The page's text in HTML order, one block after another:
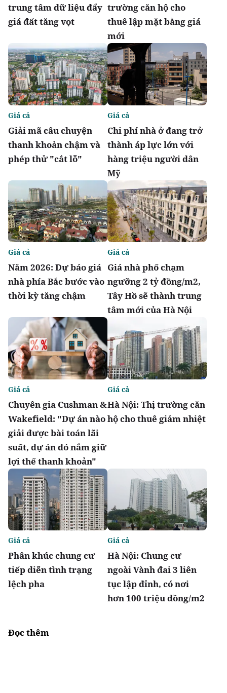
trung tâm dữ liệu đẩy
giá đất tăng vọt
trường căn hộ cho
thuê lập mặt bằng giá
mới
Giải mã câu chuyện
thanh khoản chậm và
phép thử "cắt lỗ"
Giá cả
Chi phí nhà ở đang trở
thành áp lực lớn với
hàng triệu người dân
Mỹ
Giá cả
Năm 2026: Dự báo giá
nhà phía Bắc bước vào
thời kỳ tăng chậm
Giá cả
Giá nhà phố chạm
ngưỡng 2 tỷ đồng/m2,
Tây Hồ sẽ thành trung
tâm mới của Hà Nội
Giá cả
Chuyên gia Cushman &
Wakefield: "Dự án nào
giải được bài toán lãi
suất, dự án đó nắm giữ
lợi thế thanh khoản"
Giá cả
Hà Nội: Thị trường căn
hộ cho thuê giảm nhiệt
Giá cả
Phân khúc chung cư
tiếp diễn tình trạng
lệch pha
Giá cả
Hà Nội: Chung cư
ngoài Vành đai 3 liên
tục lập đỉnh, có nơi
hơn 100 triệu đồng/m2
Giá cả
Đọc thêm